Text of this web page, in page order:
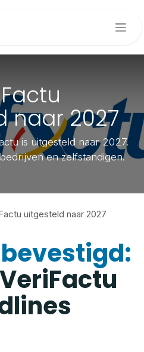
naar 2027
is uitgesteld naar 2027.
en zelfstandigen.
uitgesteld naar 2027